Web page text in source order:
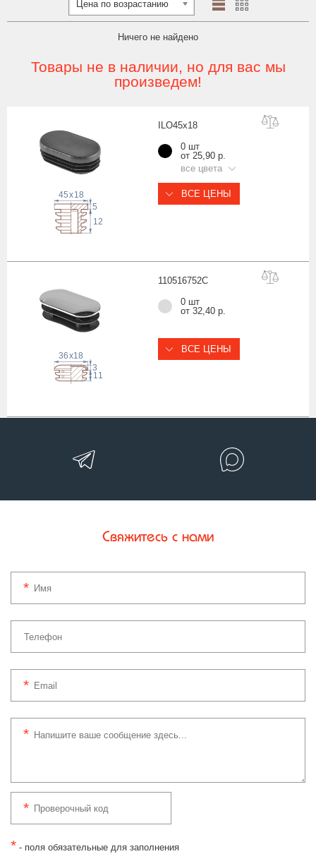
Цена по возрастанию
Ничего не найдено
Товары не в наличии, но для вас мы
произведем!
ILO45x18
5
12
18
x
45
0 шт
от 25,90 р.
все цвета
ВСЕ ЦЕНЫ
110516752C
3
11
18
x
36
0 шт
от 32,40 р.
ВСЕ ЦЕНЫ
Свяжитесь с нами
* - поля обязательные для заполнения